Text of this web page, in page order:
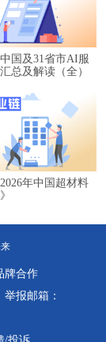
国及31省市AI服
总及解读（全）
年中国超材料
牌合作
报邮箱：